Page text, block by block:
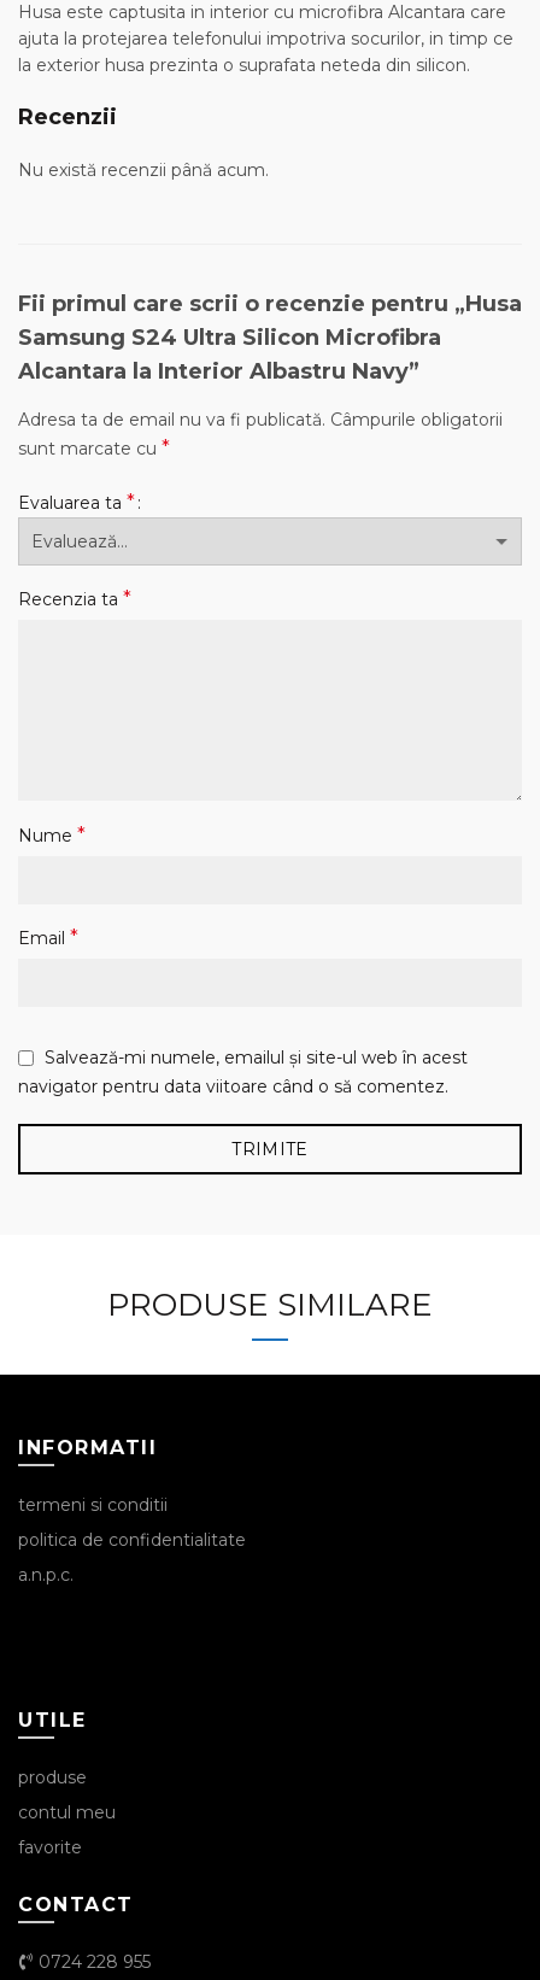
Husa este captusita in interior cu microfibra Alcantara care
ajuta la protejarea telefonului impotriva socurilor, in timp ce
la exterior husa prezinta o suprafata neteda din silicon.
Recenzii
Nu există recenzii până acum.
Fii primul care scrii o recenzie pentru „Husa
Samsung S24 Ultra Silicon Microfibra
Alcantara la Interior Albastru Navy”
Adresa ta de email nu va fi publicată. Câmpurile obligatorii
sunt marcate cu *
Evaluarea ta *
Recenzia ta *
Nume *
Email *
Salvează-mi numele, emailul și site-ul web în acest
navigator pentru data viitoare când o să comentez.
PRODUSE SIMILARE
INFORMATII
termeni si conditii
politica de confidentialitate
a.n.p.c.
UTILE
produse
contul meu
favorite
CONTACT
0724 228 955